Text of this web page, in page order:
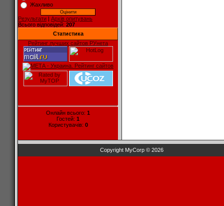
Жахливо
Результати | Архів опитувань
Всього відповідей: 207
Статистика
Рейтинг лучших сайтов РУнета
Онлайн всього: 1
Гостей: 1
Користувачів: 0
Copyright MyCorp © 2026